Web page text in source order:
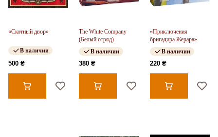
«Скотный двор»
В наличии
500 ₴
The White Company
(Белый отряд)
В наличии
380 ₴
«Приключения
бригадира Жерара»
В наличии
220 ₴